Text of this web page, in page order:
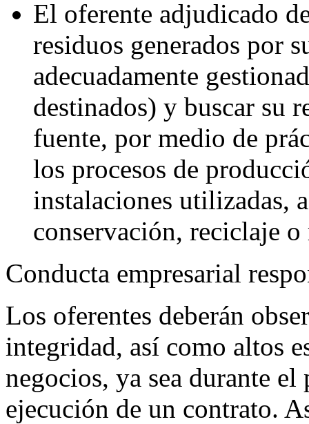
El oferente adjudicado
residuos generados por
adecuadamente
destinados) y buscar su
fuente, por medio de
los procesos de
instalaciones utilizadas,
conservación, reciclaje
Conducta empresarial
Los oferentes deberán
integridad, así como altos
negocios, ya sea durante
ejecución de un contrato.